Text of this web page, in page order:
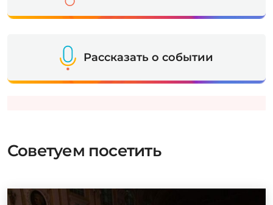
Рассказать о событии
Советуем посетить